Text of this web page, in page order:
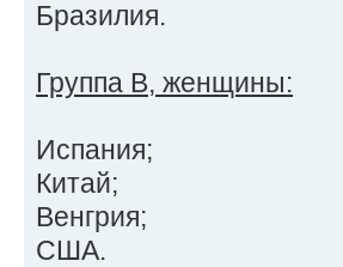
Бразилия.
Группа В, женщины:
Испания;
Китай;
Венгрия;
США.